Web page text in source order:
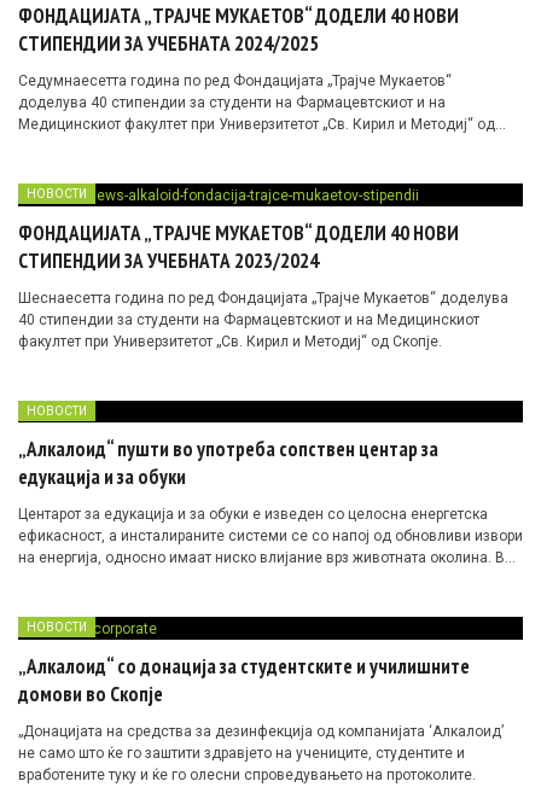
ФОНДАЦИЈАТА „ТРАЈЧЕ МУКАЕТОВ“ ДОДЕЛИ 40 НОВИ
СТИПЕНДИИ ЗА УЧЕБНАТА 2024/2025
Седумнаесетта година по ред Фондацијата „Трајче Мукаетов“
доделува 40 стипендии за студенти на Фармацевтскиот и на
Медицинскиот факултет при Универзитетот „Св. Кирил и Методиј“ од
НОВОСТИ
ФОНДАЦИЈАТА „ТРАЈЧЕ МУКАЕТОВ“ ДОДЕЛИ 40 НОВИ
СТИПЕНДИИ ЗА УЧЕБНАТА 2023/2024
Шеснаесетта година по ред Фондацијата „Трајче Мукаетов“ доделува
40 стипендии за студенти на Фармацевтскиот и на Медицинскиот
факултет при Универзитетот „Св. Кирил и Методиј“ од Скопје.
НОВОСТИ
„Алкалоид“ пушти во употреба сопствен центар за
едукација и за обуки
Центарот за едукација и за обуки е изведен со целосна енергетска
ефикасност, а инсталираните системи се со напој од обновливи извори
на енергија, односно имаат ниско влијание врз животната околина. Во
посебни простории за прецизни ваги и за ултразвучни бањи, две
предавални и други помошни простории, со кои се обезбедува
технолошка целина за нормално работење на околу 50 кадри.
НОВОСТИ
„Алкалоид“ со донација за студентските и училишните
домови во Скопје
„Донацијата на средства за дезинфекција од компанијата ‘Алкалоид’
не само што ќе го заштити здравјето на учениците, студентите и
вработените туку и ќе го олесни спроведувањето на протоколите.